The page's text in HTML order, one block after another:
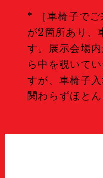
* ［車椅子でご
が2箇所あり、
す。展示会場
ら中を覗いて
すが、車椅子
関わらずほと
Public